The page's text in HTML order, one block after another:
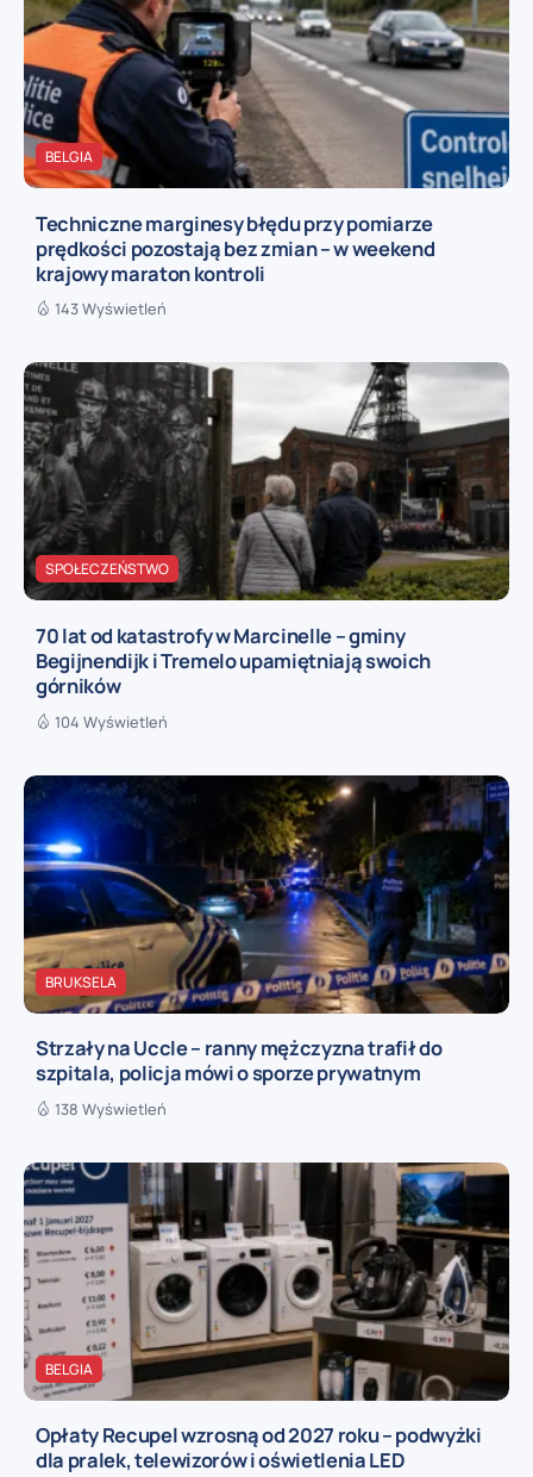
BELGIA
Techniczne marginesy błędu przy pomiarze
prędkości pozostają bez zmian – w weekend
krajowy maraton kontroli
143 Wyświetleń
SPOŁECZEŃSTWO
70 lat od katastrofy w Marcinelle – gminy
Begijnendijk i Tremelo upamiętniają swoich
górników
104 Wyświetleń
BRUKSELA
Strzały na Uccle – ranny mężczyzna trafił do
szpitala, policja mówi o sporze prywatnym
138 Wyświetleń
BELGIA
Opłaty Recupel wzrosną od 2027 roku – podwyżki
dla pralek, telewizorów i oświetlenia LED